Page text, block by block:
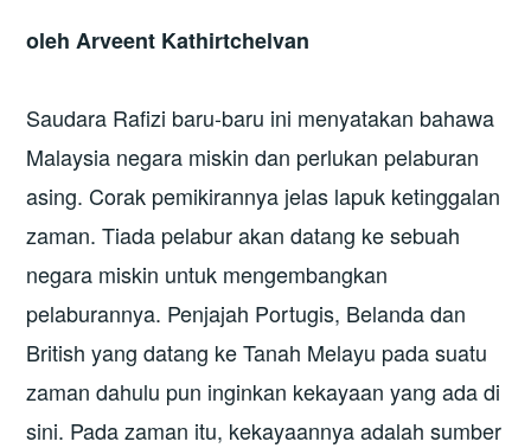
oleh Arveent Kathirtchelvan
Saudara Rafizi baru-baru ini menyatakan bahawa
Malaysia negara miskin dan perlukan pelaburan
asing. Corak pemikirannya jelas lapuk ketinggalan
zaman. Tiada pelabur akan datang ke sebuah
negara miskin untuk mengembangkan
pelaburannya. Penjajah Portugis, Belanda dan
British yang datang ke Tanah Melayu pada suatu
zaman dahulu pun inginkan kekayaan yang ada di
sini. Pada zaman itu, kekayaannya adalah sumber